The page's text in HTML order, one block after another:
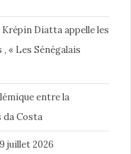
Krépin Diatta appelle les
« Les Sénégalais
entre la
da Costa
juillet 2026